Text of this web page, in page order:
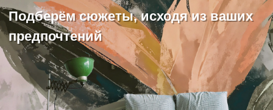
Подберём сюжеты, исходя из ваших
предпочтений